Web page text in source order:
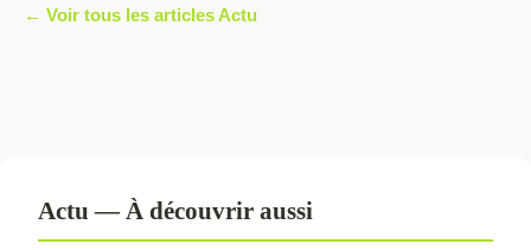
← Voir tous les articles Actu
Actu — À découvrir aussi